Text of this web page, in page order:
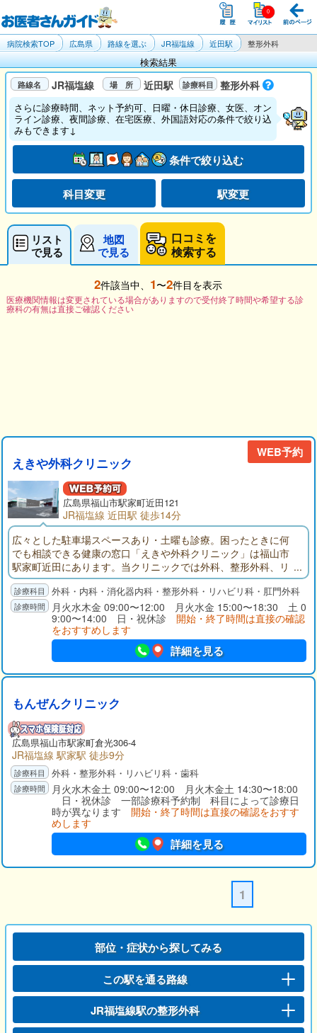
病院検索TOP 広島県 路線を選ぶ JR福塩線 近田駅 整形外科
検索結果
JR福塩線 近田駅 整形外科
さらに診療時間、ネット予約可、日曜・休日診療、女医、オン
ライン診療、夜間診療、在宅医療、外国語対応の条件で絞り込
みもできます↓
条件で絞り込む
科目変更 駅変更
リスト
で見る
地図
で見る
口コミを
検索する
2件該当中、 1〜2件目を表示
医療機関情報は変更されている場合がありますので受付終了時間や希望する診
療科の有無は直接ご確認ください
WEB予約
えきや外科クリニック
広島県福山市駅家町近田121
JR福塩線 近田駅 徒歩14分
広々とした駐車場スペースあり・土曜も診療。困ったときに何
でも相談できる健康の窓口「えきや外科クリニック」は福山市
駅家町近田にあります。当クリニックでは外科、整形外科、リ
ハビリテーション科、内科、消化器内科、肛門外科などを中心
に診療しているほか、標榜している診療科以外の症状にも幅広
く対応いたします。とくに、当クリニックでは「足の健康づく
り」に力を入れており、毎月1回「足と靴の相談会」を開催し
て、靴選びの相談や靴下の履き比べを実施しています。当クリ
ニックの最寄り駅にはJR福塩線「近田駅」があり、駅からは歩
いて15分程度です。また、クリニックには専用駐車場があるた
め、お車でもご来院いただけます。地域の皆さまから「まずは
うに、患者さまの年齢や症状などに関係なく、幅広い診療を提
供してまいります。何かお悩みがありましたら気軽にご相談く
ださい。
外科・内科・消化器内科・整形外科・リハビリ科・肛門外科
月火水木金 09:00〜12:00 月火水金 15:00〜18:30 土 0
9:00〜14:00 日・祝休診 開始・終了時間は直接の確認
をおすすめします
詳細を見る
もんぜんクリニック
広島県福山市駅家町倉光306-4
JR福塩線 駅家駅 徒歩9分
外科・整形外科・リハビリ科・歯科
月火水木金土 09:00〜12:00 月火木金土 14:30〜18:00
日・祝休診 一部診療科予約制 科目によって診療日
時が異なります 開始・終了時間は直接の確認をおすす
めします
詳細を見る
1
部位・症状から探してみる
この駅を通る路線
JR福塩線駅の整形外科